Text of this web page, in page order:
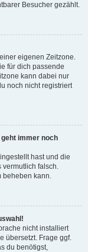
Besucher gezählt.
eigenen Zeitzone.
für dich passende
kann dabei nur
noch nicht registriert
geht immer noch
hast und die
vermutlich falsch.
beheben kann.
nicht installiert
übersetzt. Frage ggf.
du benötigst,